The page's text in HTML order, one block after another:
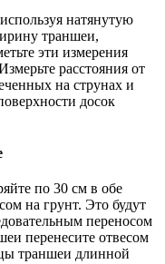
натянутую
траншеи,
эти измерения
расстояния от
на струнах и
досок
по 30 см в обе
на грунт. Это будут
переносом
перенесите отвесом
траншеи длинной